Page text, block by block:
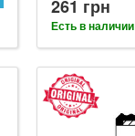
261 грн
Есть в наличии